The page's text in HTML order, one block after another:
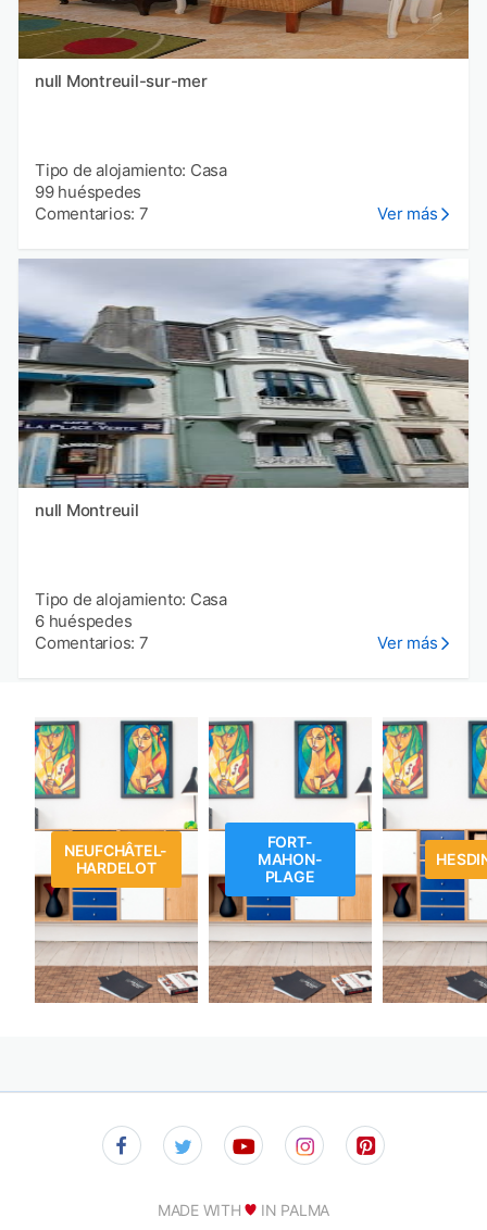
null Montreuil-sur-mer
Tipo de alojamiento: Casa
99 huéspedes
Comentarios: 7
Ver más
null Montreuil
Tipo de alojamiento: Casa
6 huéspedes
Comentarios: 7
Ver más
NEUFCHÂTEL-
HARDELOT
FORT-
MAHON-
PLAGE
MADE WITH IN PALMA